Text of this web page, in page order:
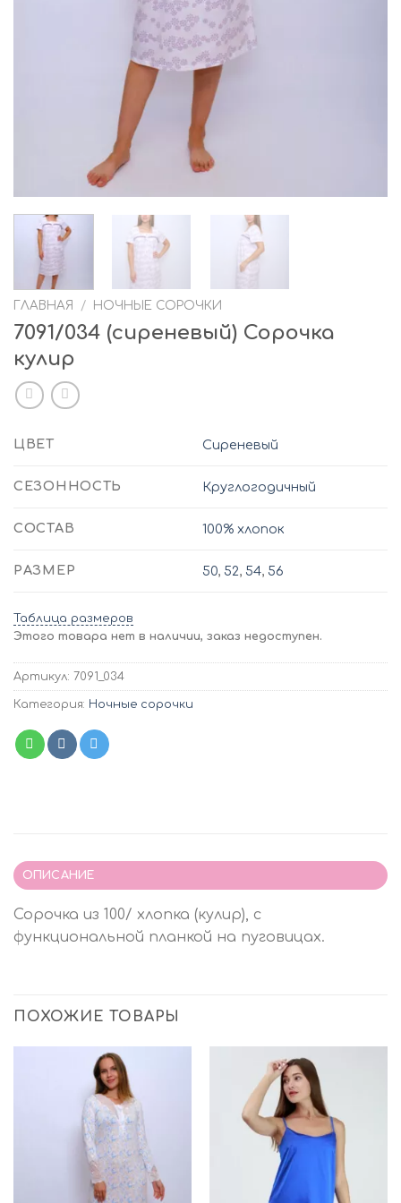
ГЛАВНАЯ / НОЧНЫЕ СОРОЧКИ
7091/034 (сиреневый) Сорочка
кулир
ЦВЕТ Сиреневый
СЕЗОННОСТЬ Круглогодичный
СОСТАВ 100% хлопок
РАЗМЕР 50, 52, 54, 56
Таблица размеров
Этого товара нет в наличии, заказ недоступен.
Артикул: 7091_034
Категория: Ночные сорочки
ОПИСАНИЕ
Сорочка из 100/ хлопка (кулир), с
функциональной планкой на пуговицах.
ПОХОЖИЕ ТОВАРЫ